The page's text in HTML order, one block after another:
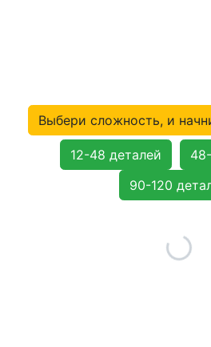
Выбери сложность, и
12-48 деталей
90-120